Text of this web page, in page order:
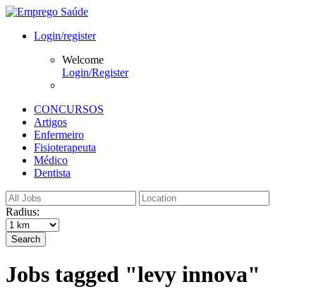
Login/register
Welcome
Login/Register
CONCURSOS
Artigos
Enfermeiro
Fisioterapeuta
Médico
Dentista
Radius:
Search
Jobs tagged "levy innova"